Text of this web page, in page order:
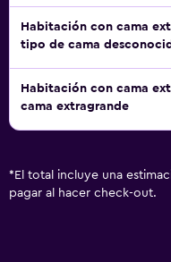
Habitación con cama
tipo de cama
Habitación con cama
cama extragrande
* El total incluye una
pagar al hacer check-out.